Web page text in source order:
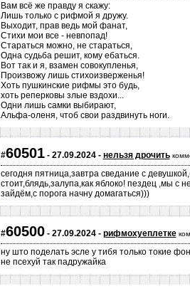
Вам всё же правду я скажу:
Лишь только с рифмой я дружу.
Выходит, прав ведь мой фанат,
Стихи мои все - невпопад!
Стараться можно, не стараться,
Одна судьба решит, кому ебаться.
Вот так и я, взамен совокупленья,
Произвожу лишь стихоизверженья!
Хоть пушкинские рифмы это будь,
хоть реперковы злые вздохи...
Одни лишь самки выбирают,
Альфа-оленя, чтоб свои раздвинуть ноги.
#60501- 27.09.2024 - нельзя дрочить
сегодня пятница,завтра сведание с
стоит,блядь,залупа,как яблоко! пездец ,мы
зайдём,с порога начну домагаться)))
#60500- 27.09.2024 - рифмохуеплетке
ну што поделать эсле у тибя только токие
не псехуй так падружайка